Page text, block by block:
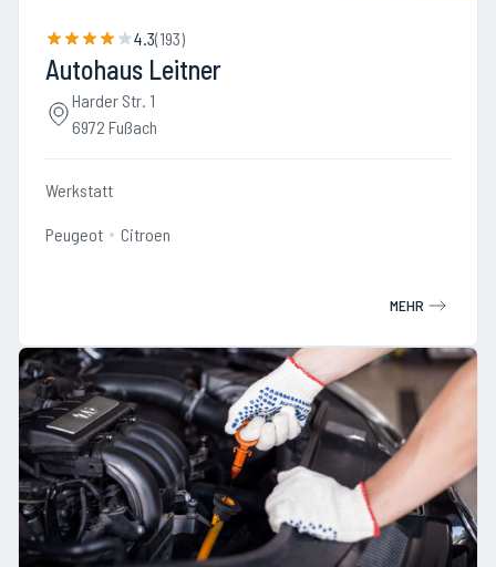
4.3(193)
Autohaus Leitner
Harder Str. 1
6972 Fußach
Werkstatt
Peugeot Citroen
MEHR